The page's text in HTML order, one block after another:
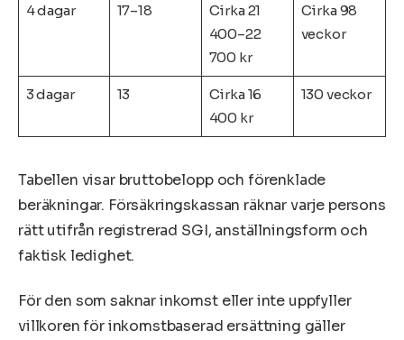
4 dagar 17–18
Cirka 21
400–22
700 kr
Cirka 98
veckor
3 dagar 13
Cirka 16
400 kr
130 veckor
Tabellen visar bruttobelopp och förenklade
beräkningar. Försäkringskassan räknar varje persons
rätt utifrån registrerad SGI, anställningsform och
faktisk ledighet.
För den som saknar inkomst eller inte uppfyller
villkoren för inkomstbaserad ersättning gäller